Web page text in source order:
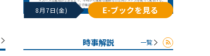
8月7日(金) E-ブックを見る
時事解説 一覧